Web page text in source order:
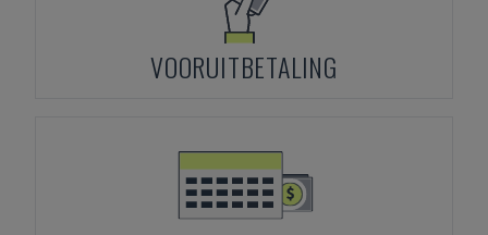
VOORUITBETALING